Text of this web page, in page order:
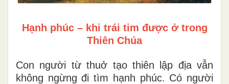
Hạnh phúc – khi trái tim được ở trong
Thiên Chúa
Con người từ thuở tạo thiên lập địa vẫn
không ngừng đi tìm hạnh phúc. Có người